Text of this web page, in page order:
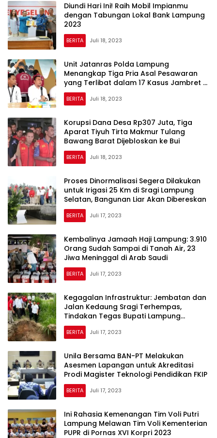
Diundi Hari Ini! Raih Mobil Impianmu
dengan Tabungan Lokal Bank Lampung
2023
BERITA Juli 18, 2023
Unit Jatanras Polda Lampung
Menangkap Tiga Pria Asal Pesawaran
yang Terlibat dalam 17 Kasus Jambret di
Bandar Lampung
BERITA Juli 18, 2023
Korupsi Dana Desa Rp307 Juta, Tiga
Aparat Tiyuh Tirta Makmur Tulang
Bawang Barat Dijebloskan ke Bui
BERITA Juli 18, 2023
Proses Dinormalisasi Segera Dilakukan
untuk Irigasi 25 Km di Sragi Lampung
Selatan, Bangunan Liar Akan Dibereskan
BERITA Juli 17, 2023
Kembalinya Jamaah Haji Lampung: 3.910
Orang Sudah Sampai di Tanah Air, 23
Jiwa Meninggal di Arab Saudi
BERITA Juli 17, 2023
Kegagalan Infrastruktur: Jembatan dan
Jalan Kedaung Sragi Terhempas,
Tindakan Tegas Bupati Lampung
Selatan Memerintahkan Perbaikan
Mendesak oleh Dinas PUPR
BERITA Juli 17, 2023
Unila Bersama BAN-PT Melakukan
Asesmen Lapangan untuk Akreditasi
Prodi Magister Teknologi Pendidikan FKIP
BERITA Juli 17, 2023
Ini Rahasia Kemenangan Tim Voli Putri
Lampung Melawan Tim Voli Kementerian
PUPR di Pornas XVI Korpri 2023